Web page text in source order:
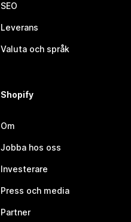
SEO
Leverans
Valuta och språk
Shopify
Om
Jobba hos oss
Investerare
Press och media
Partner